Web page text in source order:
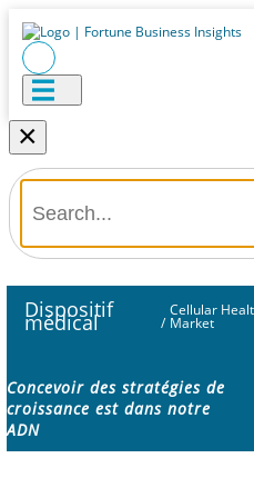
×
Dispositif
médical /
Cellular
Market
Concevoir des stratégies de
croissance est dans notre
ADN